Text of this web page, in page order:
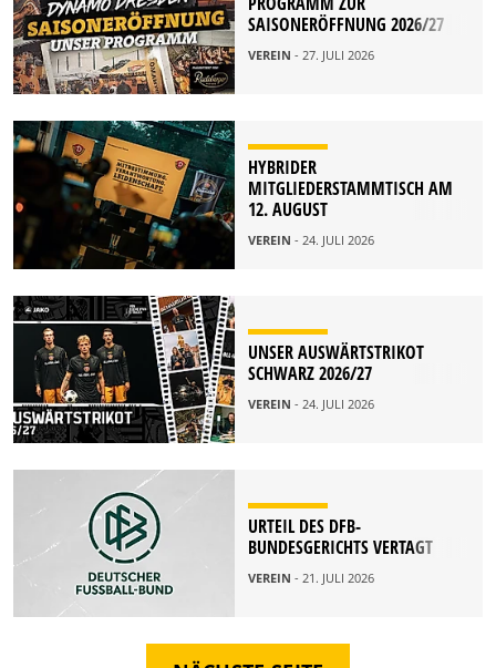
SAISONERÖFFNUNG 2026/27
VEREIN - 27. JULI 2026
HYBRIDER
MITGLIEDERSTAMMTISCH AM
12. AUGUST
VEREIN - 24. JULI 2026
UNSER AUSWÄRTSTRIKOT
SCHWARZ 2026/27
VEREIN - 24. JULI 2026
URTEIL DES DFB-
BUNDESGERICHTS VERTAGT
VEREIN - 21. JULI 2026